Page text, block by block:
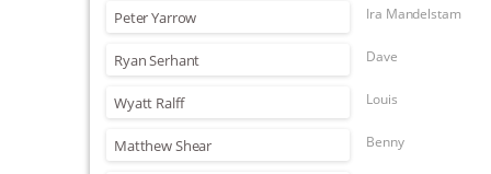
Peter Yarrow Ira Mandelstam
Ryan Serhant Dave
Wyatt Ralff Louis
Matthew Shear Benny